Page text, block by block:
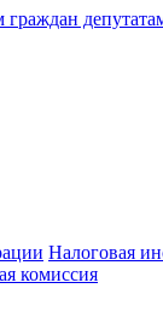
Налоговая
комиссия